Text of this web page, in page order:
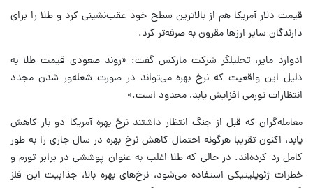
قیمت دلار آمریکا هم از بالاترین سطح خود عقب‌نشینی کرد و طلا را برای
دارندگان سایر ارزها مقرون به صرفه‌تر کرد.
ادوارد مایر، تحلیلگر شرکت مارکس گفت: «روند صعودی قیمت طلا به
دلیل این واقعیت که نرخ بهره می‌تواند در صورت شعله‌ور شدن مجدد
انتظارات تورمی افزایش یابد، محدود است.»
معامله‌گران که قبل از جنگ انتظار داشتند نرخ بهره آمریکا دو بار کاهش
یابد، اکنون تقریبا هرگونه احتمال کاهش نرخ بهره در سال جاری را به طور
کامل رد کرده‌اند. در حالی که طلا اغلب به عنوان پوششی در برابر تورم و
خطرات ژئوپلیتیکی استفاده می‌شود، نرخ‌های بهره بالا، جذابیت این فلز